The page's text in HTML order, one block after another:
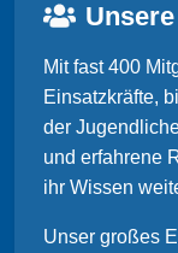
Mit fast 400
Einsatzkräfte,
der
und erfahrene
ihr Wissen
Unser großes